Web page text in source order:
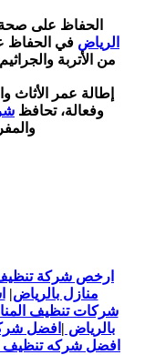
الحفاظ على
الرياض في الحفاظ
من الأتربة
إطالة عمر الأثاث
وفعالة، تحافظ
ارخص شركة
منازل بالرياض|
شركات تنظيف
بالرياض | افضل
افضل شركه تنظيف